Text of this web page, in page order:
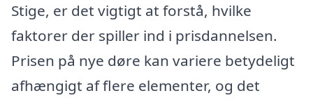
Stige, er det vigtigt at forstå, hvilke
faktorer der spiller ind i prisdannelsen.
Prisen på nye døre kan variere betydeligt
afhængigt af flere elementer, og det